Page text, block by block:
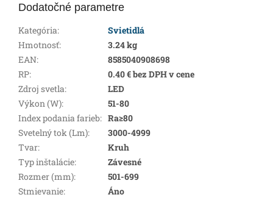
Dodatočné parametre
Kategória:
Svietidlá
Hmotnosť:
3.24 kg
EAN:
8585040908698
RP:
0.40 € bez DPH v cene
Zdroj svetla:
LED
Výkon (W):
51-80
Index podania farieb: Ra≥80
Svetelný tok (Lm):
3000-4999
Tvar:
Kruh
Typ inštalácie:
Závesné
Rozmer (mm):
501-699
Stmievanie: Áno